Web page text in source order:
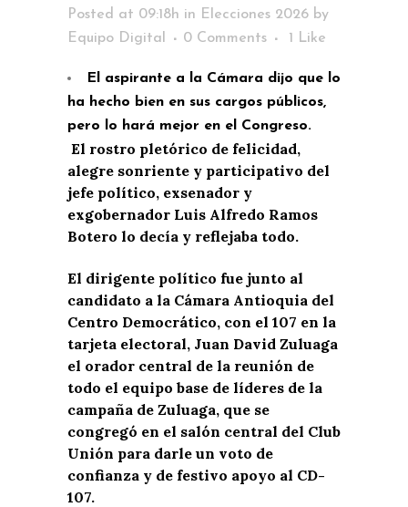
Posted at 09:18h in Elecciones 2026 by
Equipo Digital
0 Comments 1 Like
El aspirante a la Cámara dijo que lo
ha hecho bien en sus cargos públicos,
pero lo hará mejor en el Congreso.
El rostro pletórico de felicidad,
alegre sonriente y participativo del
jefe político, exsenador y
exgobernador Luis Alfredo Ramos
Botero lo decía y reflejaba todo.
El dirigente político fue junto al
candidato a la Cámara Antioquia del
Centro Democrático, con el 107 en la
tarjeta electoral, Juan David Zuluaga
el orador central de la reunión de
todo el equipo base de líderes de la
campaña de Zuluaga, que se
congregó en el salón central del Club
Unión para darle un voto de
confianza y de festivo apoyo al CD-
107.